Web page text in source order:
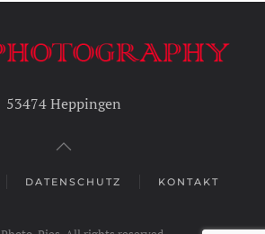
53474 Heppingen
DATENSCHUTZ KONTAKT